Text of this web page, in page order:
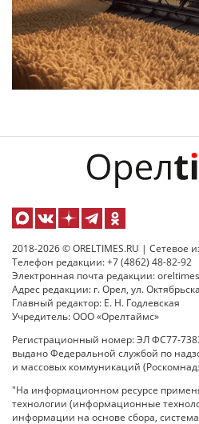
2018-2026 © ORELTIMES.RU | Сетевое
Телефон редакции: +7 (4862) 48-82-92
Электронная почта редакции:
Адрес редакции: г. Орел, ул.
Главный редактор: Е. Н. Годлевская
Учредитель: ООО «Орелтаймс»
Регистрационный номер: ЭЛ ФС77-
выдано Федеральной службой по
и массовых коммуникаций
"На информационном ресурсе
технологии (информационные
информации на основе сбора,